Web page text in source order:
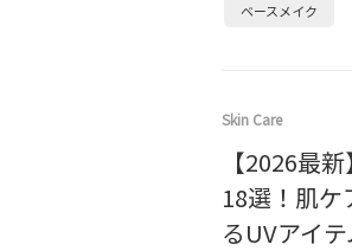
ベースメイク
Skin Care
【2026最
18選！肌ケ
るUVアイ